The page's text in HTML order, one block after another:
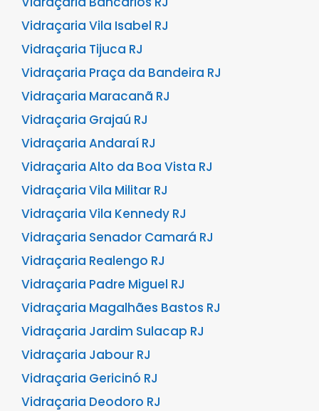
Vidraçaria Vila Isabel RJ
Vidraçaria Tijuca RJ
Vidraçaria Praça da Bandeira RJ
Vidraçaria Maracanã RJ
Vidraçaria Grajaú RJ
Vidraçaria Andaraí RJ
Vidraçaria Alto da Boa Vista RJ
Vidraçaria Vila Militar RJ
Vidraçaria Vila Kennedy RJ
Vidraçaria Senador Camará RJ
Vidraçaria Realengo RJ
Vidraçaria Padre Miguel RJ
Vidraçaria Magalhães Bastos RJ
Vidraçaria Jardim Sulacap RJ
Vidraçaria Jabour RJ
Vidraçaria Gericinó RJ
Vidraçaria Deodoro RJ